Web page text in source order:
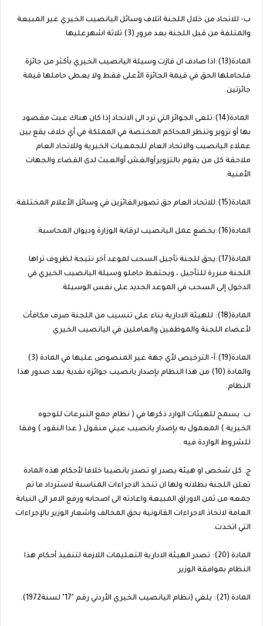
ب‌- للاتحاد من خلال اللجنة اتلاف وسائل اليانصيب الخيري غير المبيعة
والمتلفة من قبل اللجنة بعد مرور (3) ثلاثة اشهرعليها.
المادة(13):اذا صادف ان فازت وسيلة اليانصيب الخيري بأكثر من جائزة
فلحاملها الحق في قيمة الجائزة الأعلى فقط ولا يعطى حاملها قيمة
جائزتين.
المادة(14):تلغى الجوائز التي ترد الى الاتحاد إذا كان هناك عبث مقصود
بها أو تزوير وتنظر المحاكم المختصة في المملكة في أي خلاف يقع بين
عملاء اليانصيب والاتحاد العام للجمعيات الخيرية وللاتحاد العام
ملاحقة كل من يقوم بالتزويرأوالغش أوالعبث لدى القضاء والجهات
الأمنية.
المادة(15):للاتحاد العام حق تصويرالفائزين في وسائل الأعلام المختلفة.
المادة(16):يخضع عمل اليانصيب لرقابة الوزارة وديوان المحاسبة.
المادة(17):يحق للجنة تأجيل السحب لموعد آخر نتيجة لظروف تراها
اللجنة مبررة للتأجيل ، ويحتفظ حاملو وسيلة اليانصيب الخيري في
الدخول إلى السحب في الموعد الجديد على نفس الوسيلة.
المادة(18): للهيئة الادارية بناء على تنسيب من اللجنة صرف مكافآت
لأعضاء اللجنة والموظفين والعاملين في اليانصيب الخيري
المادة(19):أ- الترخيص لأي جهة غير المنصوص عليها في المادة (3)
والمادة (10) من هذا النظام بإصدار يانصيب جوائزه نقدية بعد صدور هذا
النظام.
ب. يسمح للهيئات الوارد ذكرها في ( نظام جمع التبرعات للوجوه
الخيرية ) المعمول به بإصدار يانصيب عيني منقول ( عدا النقود ) وفقا
للشروط الواردة فيه .
ج. كل شخص او هيئة يصدر او تصدر يانصيبا خلافا لأحكام هذه المادة
تعلن اللجنة بطلانه ولها ان تتخذ الاجراءات المناسبة لاسترداد ما تم
جمعه من ثمن الاوراق المبيعة واعادته الى اصحابه ورفع الامر الى النيابة
العامة لاتخاذ الاجراءات القانونية بحق المخالف واشعار الوزير بالإجراءات
التي اتخذت.
المادة (20): تصدر الهيئة الادارية التعليمات اللازمة لتنفيذ أحكام هذا
النظام بموافقة الوزير.
المادة (21): يلغي (نظام اليانصيب الخيري الأردني رقم "17" لسنة1972).